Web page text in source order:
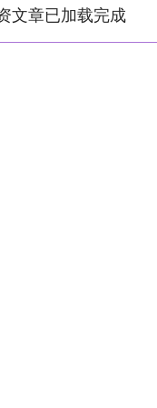
文章已加载完成